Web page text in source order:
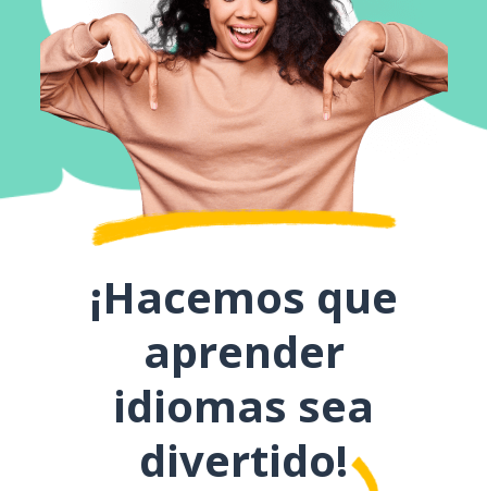
¡Hacemos que
aprender
idiomas sea
divertido!